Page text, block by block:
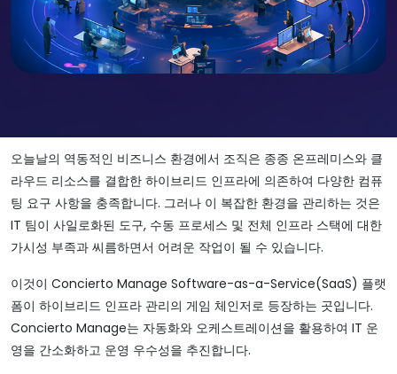
오늘날의 역동적인 비즈니스 환경에서 조직은 종종 온프레미스와 클
라우드 리소스를 결합한 하이브리드 인프라에 의존하여 다양한 컴퓨
팅 요구 사항을 충족합니다. 그러나 이 복잡한 환경을 관리하는 것은
IT 팀이 사일로화된 도구, 수동 프로세스 및 전체 인프라 스택에 대한
가시성 부족과 씨름하면서 어려운 작업이 될 수 있습니다.
이것이 Concierto Manage Software-as-a-Service(SaaS) 플랫
폼이 하이브리드 인프라 관리의 게임 체인저로 등장하는 곳입니다.
Concierto Manage는 자동화와 오케스트레이션을 활용하여 IT 운
영을 간소화하고 운영 우수성을 추진합니다.